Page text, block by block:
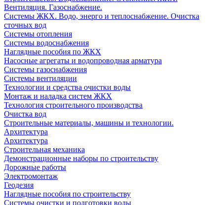
Вентиляция. Газоснабжение.
Системы ЖКХ. Водо, энерго и теплоснабжение. Очистка
сточных вод
Системы отопления
Системы водоснабжения
Наглядные пособия по ЖКХ
Насосные агрегаты и водопроводная арматура
Системы газоснабжения
Системы вентиляции
Технологии и средства очистки воды
Монтаж и наладка систем ЖКХ
Технология строительного производства
Очистка вод
Строительные материалы, машины и технологии.
Архитектура
Архитектура
Cтроительная механика
Демонстрационные наборы по строительству
Дорожные работы
Электромонтаж
Геодезия
Наглядные пособия по строительству
Системы очистки и подготовки воды